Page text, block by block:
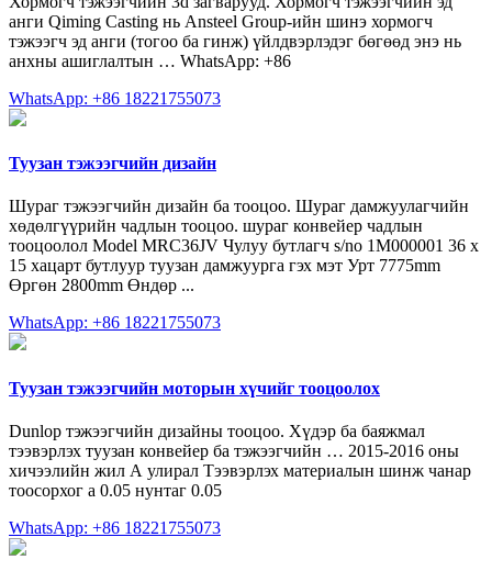
анги Qiming Casting нь Ansteel Group-ийн шинэ хормогч
тэжээгч эд анги (тогоо ба гинж) үйлдвэрлэдэг бөгөөд энэ нь
анхны ашиглалтын … WhatsApp: +86
WhatsApp: +86 18221755073
Туузан тэжээгчийн дизайн
Шураг тэжээгчийн дизайн ба тооцоо. Шураг дамжуулагчийн
хөдөлгүүрийн чадлын тооцоо. шураг конвейер чадлын
тооцоолол Model MRC36JV Чулуу бутлагч s/no 1M000001 36 x
15 хацарт бутлуур туузан дамжуурга гэх мэт Урт 7775mm
Өргөн 2800mm Өндөр ...
WhatsApp: +86 18221755073
Туузан тэжээгчийн моторын хүчийг тооцоолох
Dunlop тэжээгчийн дизайны тооцоо. Хүдэр ба баяжмал
тээвэрлэх туузан конвейер ба тэжээгчийн … 2015-2016 оны
хичээлийн жил А улирал Тээвэрлэх материалын шинж чанар
тоосорхог a 0.05 нунтаг 0.05
WhatsApp: +86 18221755073